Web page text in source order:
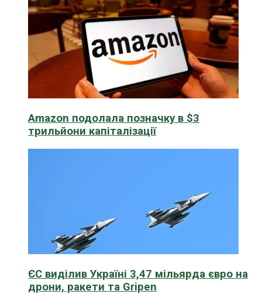
Amazon подолала позначку в $3
трильйони капіталізації
ЄС виділив Україні 3,47 мільярда євро на
дрони, ракети та Gripen